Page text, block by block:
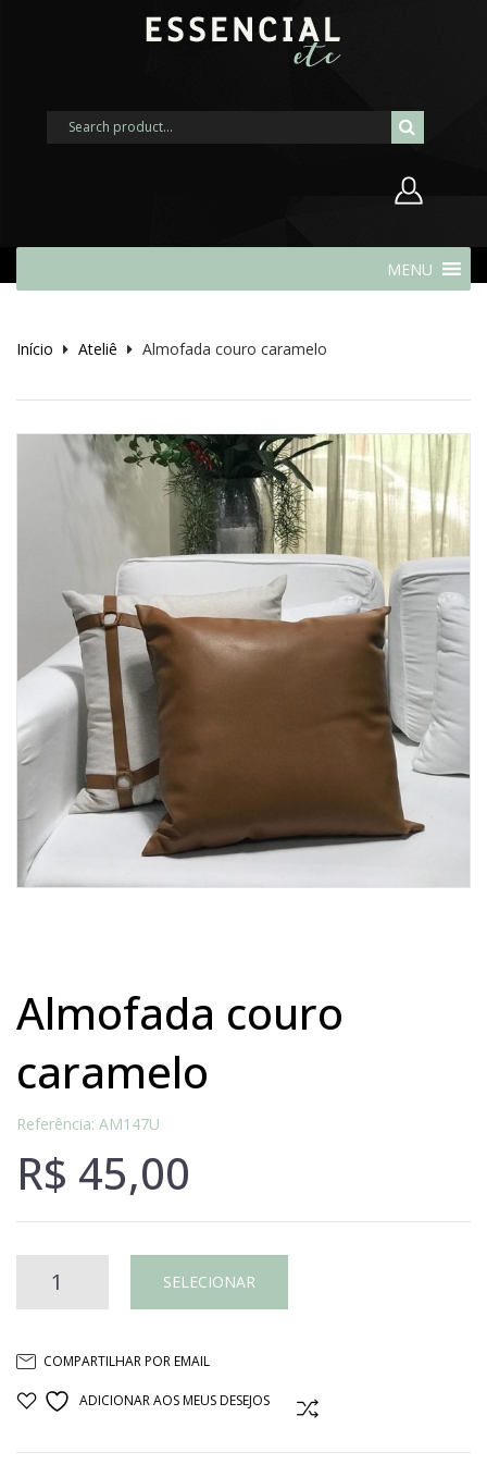
Lembrar-me
Lost Password
Cadastrar Conta
MENU
Início Ateliê Almofada couro caramelo
almofada couro
caramelo
Referência: AM147U
R$ 45,00
Almofada
caramelo
SELECIONAR
COMPARTILHAR POR EMAIL
ADICIONAR AOS MEUS DESEJOS